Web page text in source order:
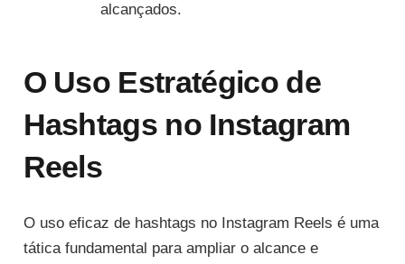
alcançados.
O Uso Estratégico de
Hashtags no Instagram
Reels
O uso eficaz de hashtags no Instagram Reels é uma
tática fundamental para ampliar o alcance e